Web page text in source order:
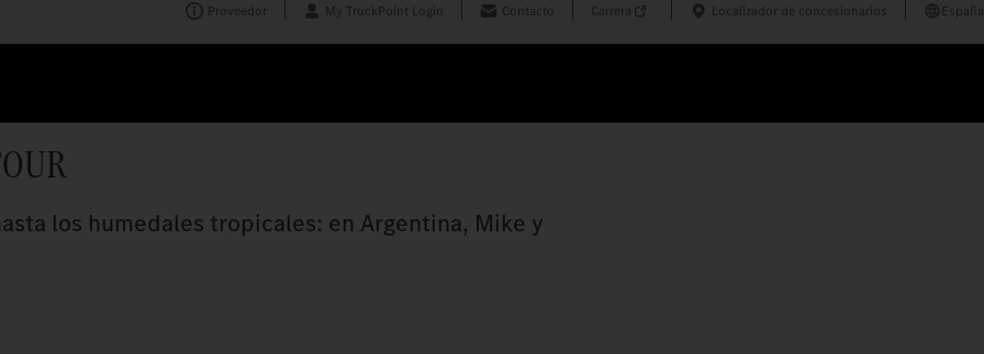
Proveedor My TruckPoint Login Contacto Carrera Localizador de concesionarios España
los humedales tropicales: en Argentina, Mike y